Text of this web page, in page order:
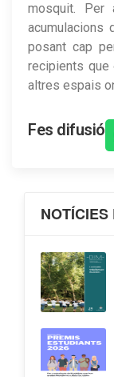
mosquit. Per
acumulacions
posant cap
recipients que
altres espais
Fes difusió
NOTÍCIES